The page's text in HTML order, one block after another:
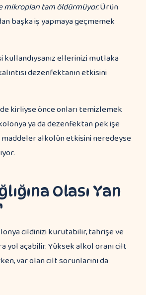
mikropları tam öldürmüyor.Ürün
başka iş yapmaya geçmemek
kullandıysanız ellerinizi mutlaka
dezenfektanın etkisini
kirliyse önce onları temizlemek
ya da dezenfektan pek işe
maddeler alkolün etkisini neredeyse
Olası Yan
cildinizi kurutabilir, tahrişe ve
yol açabilir. Yüksek alkol oranı cilt
var olan cilt sorunlarını da